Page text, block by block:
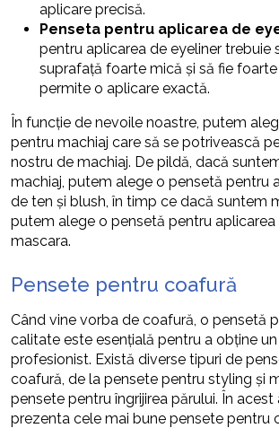
aplicare precisă.
Penseta pentru aplicarea de
pentru aplicarea de eyeliner trebuie
suprafață foarte mică și să fie
permite o aplicare exactă.
În funcție de nevoile noastre, putem
pentru machiaj care să se potrivească
nostru de machiaj. De pildă, dacă
machiaj, putem alege o pensetă pentru
de ten și blush, în timp ce dacă suntem
putem alege o pensetă pentru aplicarea
mascara.
Pensete pentru coafură
Când vine vorba de coafură, o pensetă
calitate este esențială pentru a obține
profesionist. Există diverse tipuri de
coafură, de la pensete pentru styling și
pensete pentru îngrijirea părului. În
prezenta cele mai bune pensete pentru